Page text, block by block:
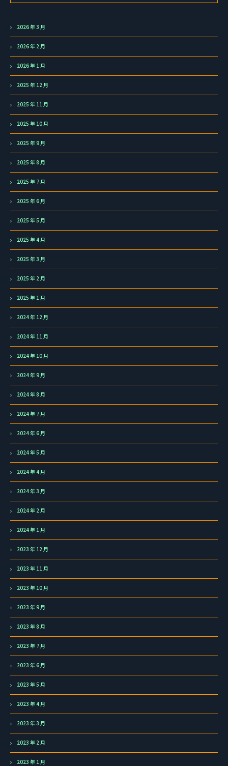
2026 年 3 月
2026 年 2 月
2026 年 1 月
2025 年 12 月
2025 年 11 月
2025 年 10 月
2025 年 9 月
2025 年 8 月
2025 年 7 月
2025 年 6 月
2025 年 5 月
2025 年 4 月
2025 年 3 月
2025 年 2 月
2025 年 1 月
2024 年 12 月
2024 年 11 月
2024 年 10 月
2024 年 9 月
2024 年 8 月
2024 年 7 月
2024 年 6 月
2024 年 5 月
2024 年 4 月
2024 年 3 月
2024 年 2 月
2024 年 1 月
2023 年 12 月
2023 年 11 月
2023 年 10 月
2023 年 9 月
2023 年 8 月
2023 年 7 月
2023 年 6 月
2023 年 5 月
2023 年 4 月
2023 年 3 月
2023 年 2 月
2023 年 1 月